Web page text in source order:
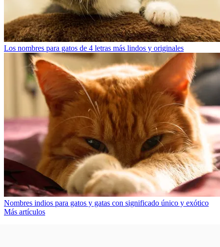
Los nombres para gatos de 4 letras más lindos y originales
Nombres indios para gatos y gatas con significado único y exótico
Más artículos